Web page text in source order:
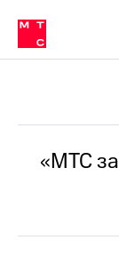
Медиа-центр
и акционерам
Устойчивое
Комплаенс и
в МТС
Пресс-
«МТС